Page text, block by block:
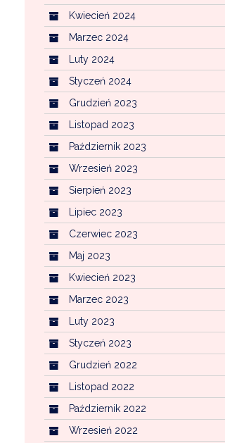
Kwiecień 2024
Marzec 2024
Luty 2024
Styczeń 2024
Grudzień 2023
Listopad 2023
Październik 2023
Wrzesień 2023
Sierpień 2023
Lipiec 2023
Czerwiec 2023
Maj 2023
Kwiecień 2023
Marzec 2023
Luty 2023
Styczeń 2023
Grudzień 2022
Listopad 2022
Październik 2022
Wrzesień 2022